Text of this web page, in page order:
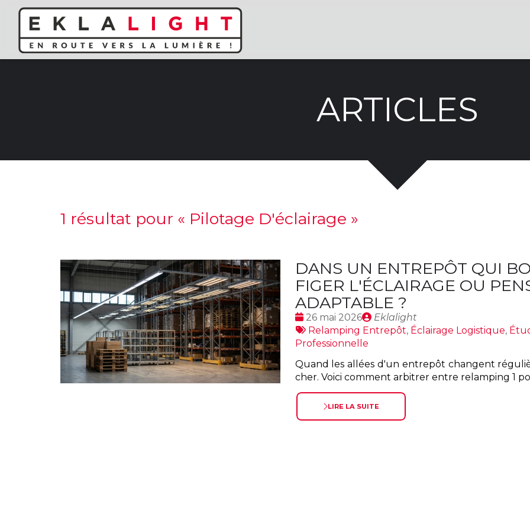
ARTICLES
1 résultat pour « Pilotage D'éclairage »
DANS UN ENTREPÔT QUI
FIGER L'ÉCLAIRAGE OU
ADAPTABLE ?
Date
:
26 mai 2026
Publié
par
Eklalight
Tags
:
Relamping Entrepôt, Éclairage Logistique,
Professionnelle
Quand les allées d'un entrepôt changent
cher. Voici comment arbitrer entre relamping 1
LIRE LA SUITE